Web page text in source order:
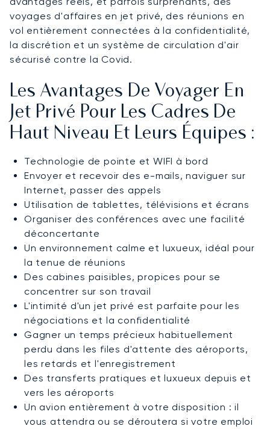
voyages d'affaires en jet privé, des réunions en
vol entièrement connectées à la confidentialité,
la discrétion et un système de circulation d'air
sécurisé contre la Covid.
Les Avantages De Voyager En
Jet Privé Pour Les Cadres De
Haut Niveau Et Leurs Équipes :
Technologie de pointe et WIFI à bord
Envoyer et recevoir des e-mails, naviguer sur
Internet, passer des appels
Utilisation de tablettes, télévisions et écrans
Organiser des conférences avec une facilité
déconcertante
Un environnement calme et luxueux, idéal pour
la tenue de réunions
Des cabines paisibles, propices pour se
concentrer sur son travail
L'intimité d'un jet privé est parfaite pour les
négociations et la confidentialité
Gagner un temps précieux habituellement
perdu dans les files d'attente des aéroports,
les retards et l'enregistrement
Des transferts pratiques et luxueux depuis et
vers les aéroports
Un avion entièrement à votre disposition : il
vous attendra ou se déroutera si votre emploi